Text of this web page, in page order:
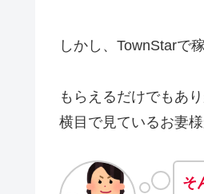
しかし、TownStarで
もらえるだけでもあ
横目で見ているお妻様
そ